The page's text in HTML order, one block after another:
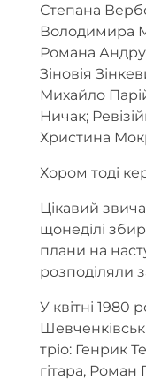
Степана
Володимира
Романа
Зіновія
Михайло
Ничак;
Христина
Хором тоді
Цікавий
щонеділі
плани на
розподіляли
У квітні 1980
тріо: Генрик
гітара,